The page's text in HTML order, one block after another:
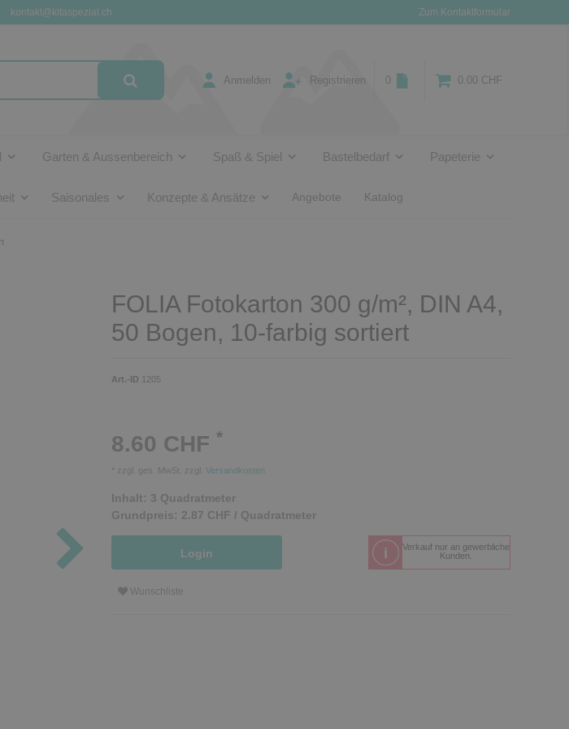
kontakt@kitaspezial.ch Zum Kontaktformular
Anmelden Registrieren 0 0.00 CHF
Garten & Aussenbereich Spaß & Spiel Bastelbedarf Papeterie
Saisonales Konzepte & Ansätze Angebote Katalog
FOLIA Fotokarton 300 g/m², DIN A4,
50 Bogen, 10-farbig sortiert
Art.-ID 1205
8.60 CHF *
* zzgl. ges. MwSt. zzgl. Versandkosten
Inhalt: 3 Quadratmeter
Grundpreis: 2.87 CHF / Quadratmeter
Login
Verkauf nur an gewerbliche
Kunden.
Wunschliste